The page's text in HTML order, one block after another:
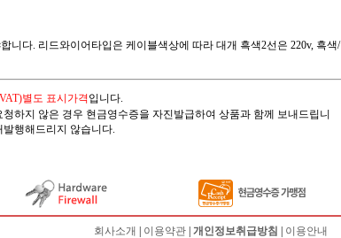
니다. 리드와이어타입은 케이블색상에 따라 대개 흑색2선은 220v, 흑색/
별도 표시가격 입니다.
하지 않은 경우 현금영수증을 자진발급하여 상품과 함께 보내드립니
행해드리지 않습니다.
회사소개 이용약관 개인정보취급방침 이용안내